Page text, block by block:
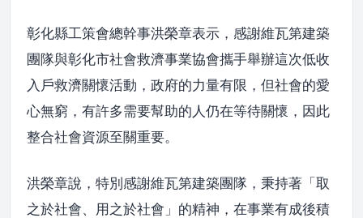
彰化縣工策會總幹事洪榮章表示，感謝維瓦第建築
團隊與彰化市社會救濟事業協會攜手舉辦這次低收
入戶救濟關懷活動，政府的力量有限，但社會的愛
心無窮，有許多需要幫助的人仍在等待關懷，因此
整合社會資源至關重要。
洪榮章說，特別感謝維瓦第建築團隊，秉持著「取
之於社會、用之於社會」的精神，在事業有成後積